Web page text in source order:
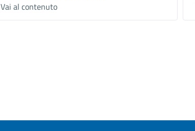
Vai al contenuto